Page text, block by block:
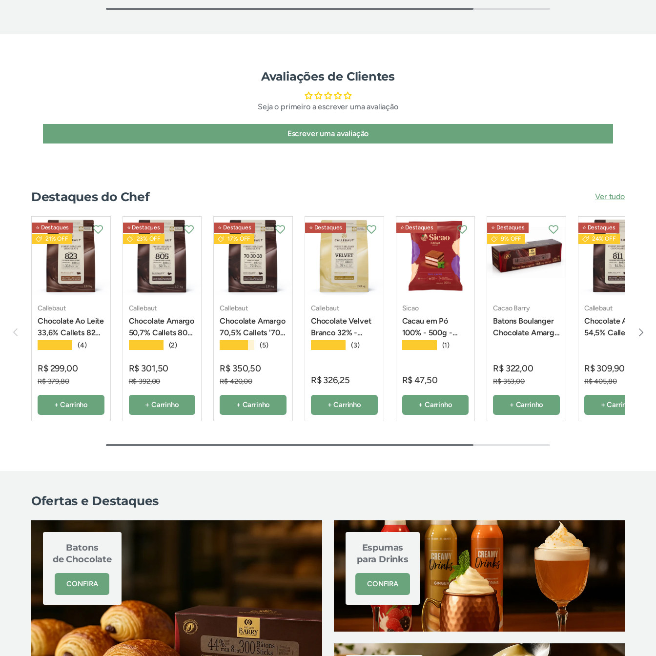
Avaliações de Clientes
Seja o primeiro a escrever uma avaliação
Escrever uma avaliação
Destaques do Chef Ver tudo
Anterior
⭐️ Destaques
21% OFF
Callebaut
Chocolate Ao Leite
33,6% Callets 823
(4)
R$ 299,00
R$ 379,80
+ Carrinho
⭐️ Destaques
23% OFF
Callebaut
Chocolate Amargo
50,7% Callets 805
(2)
R$ 301,50
R$ 392,00
+ Carrinho
⭐️ Destaques
17% OFF
Callebaut
Chocolate Amargo
70,5% Callets '70-
30-38' - 2,01Kg -
(5)
R$ 350,50
R$ 420,00
+ Carrinho
⭐️ Destaques
Callebaut
Chocolate Velvet
Branco 32% -
2,01Kg - Callebaut
(3)
R$ 326,25
+ Carrinho
⭐️ Destaques
Sicao
Cacau em Pó
100% - 500g -
(1)
R$ 47,50
+ Carrinho
⭐️ Destaques
9% OFF
Cacao Barry
Batons Boulanger
Chocolate Amargo
R$ 322,00
R$ 353,00
+ Carrinho
⭐️ Destaques
24% OFF
Callebaut
Chocolate Amargo
54,5% Callets 811 -
R$ 309,90
R$ 405,80
+ Carrinho
Ofertas e Destaques
Batons
de Chocolate
CONFIRA
Espumas
para Drinks
CONFIRA